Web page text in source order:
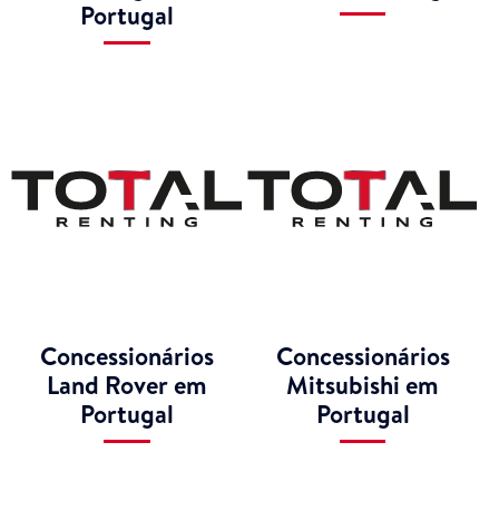
Portugal
Concessionários
Land Rover em
Portugal
Concessionários
Mitsubishi em
Portugal